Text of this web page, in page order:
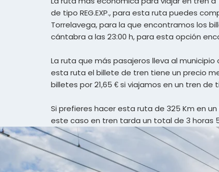
de tipo REG.EXP., para esta ruta puedes
Torrelavega, para la que encontramos los
cántabra a las 23:00 h, para esta opción
La ruta que más pasajeros lleva al
esta ruta el billete de tren tiene un precio
billetes por 21,65 € si viajamos en un tren de
Si prefieres hacer esta ruta de 325 Km en
este caso en tren tarda un total de 3 horas